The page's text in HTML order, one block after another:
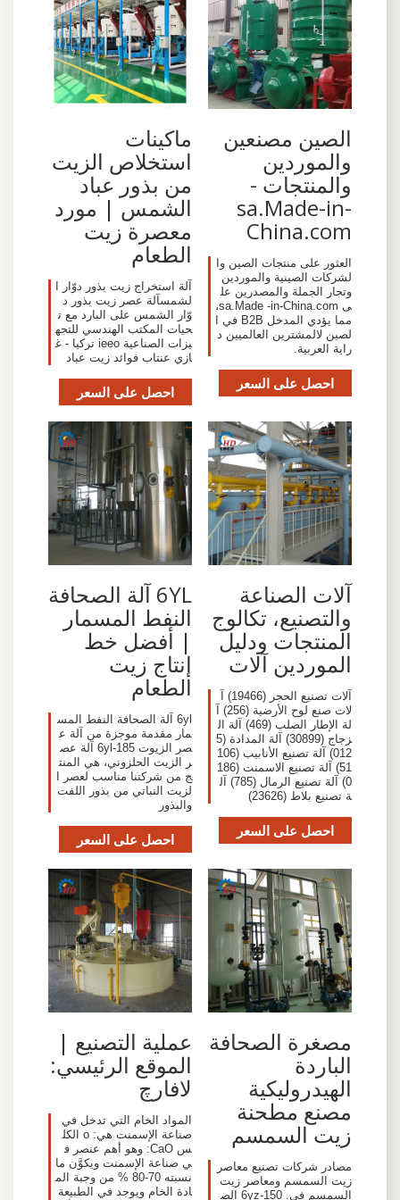
الصين مصنعين
والموردين
والمنتجات -
sa.Made-in-
China.com
العثور على منتجات الصين وا
لشركات الصينية والموردين
وتجار الجملة والمصدرين عل
ى sa.Made -in-China.com،
مما يؤدي المدخل B2B في ا
لصين لالمشترين العالميين د
راية العربية.
احصل على السعر
ماكينات
استخلاص الزيت
من بذور عباد
الشمس | مورد
معصرة زيت
الطعام
‫آلة استخراج زيت بذور دوّار ا
لشمس‬‎آلة عصر زيت بذور د
وّار الشمس على البارد مع ت
حيات المكتب الهندسي للتجه
يزات الصناعية ieeo تركيا - غ
ازي عنتاب فوائد زيت عباد
احصل على السعر
آلات الصناعة
والتصنيع، تكالوج
المنتجات ودليل
الموردين آلات
آلات تصنيع الحجر (19466) آ
لات صنع لوح الأرضية (256) آ
لة الإطار الصلب (469) آلة ال
زجاج (30899) آلة المدادة (5
012) آلة تصنيع الأنابيب (106
51) آلة تصنيع الاسمنت (186
0) آلة تصنيع الرمال (785) آل
ة تصنيع بلاط (23626)
احصل على السعر
6YL آلة الصحافة
النفط المسمار
| أفضل خط
إنتاج زيت
الطعام
6yl آلة الصحافة النفط المس
مار مقدمة موجزة من آلة ع
صر الزيوت 6yl-185 آلة عص
ر الزيت الحلزوني، هي المنت
ج من شركتنا مناسب لعصر ا
لزيت النباتي من بذور اللفت
والبذور
احصل على السعر
مصغرة الصحافة
الباردة
الهيدروليكية
مصنع مطحنة
زيت السمسم
مصادر شركات تصنيع معاصر
زيت السمسم ومعاصر زيت
السمسم في. 6yz-150 الص
عملية التصنيع |
الموقع الرئيسي:
لافارچ
المواد الخام التي تدخل في
صناعة الإسمنت هي: o الكل
س CaO: وهو أهم عنصر ف
ي صناعة الإسمنت ويكوَّن ما
نسبته 70-80 % من وجبة الم
ادة الخام ويوجد في الطبيعة